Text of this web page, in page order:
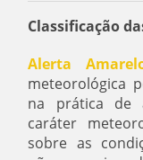
Classificação
Alerta
meteorológica
na prática de
caráter
sobre as